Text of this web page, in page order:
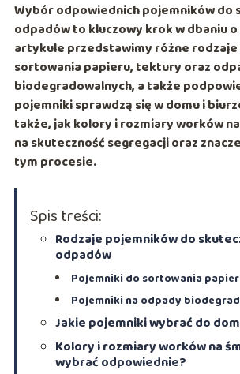
Wybór odpowiednich pojemników do
odpadów to kluczowy krok w dbaniu
artykule przedstawimy różne
sortowania papieru, tektury oraz
biodegradowalnych, a także
pojemniki sprawdzą się w domu i
także, jak kolory i rozmiary worków
na skuteczność segregacji oraz
tym procesie.
Spis treści:
Rodzaje pojemników do
odpadów
Pojemniki do sortowania
Pojemniki na odpady
Jakie pojemniki wybrać do
Kolory i rozmiary worków na
wybrać odpowiednie?